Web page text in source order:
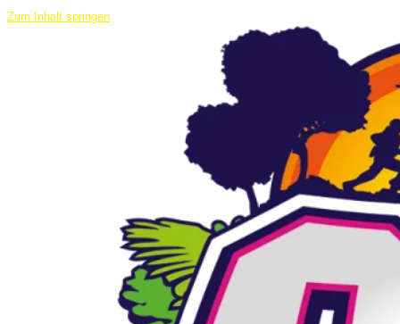
Zum Inhalt springen